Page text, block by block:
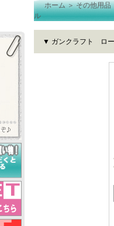
ホーム＞その他用品
ル
▼ ガンクラフト ロー